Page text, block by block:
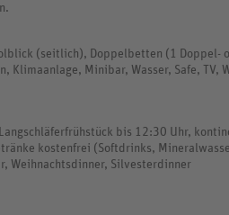
(seitlich), Doppelbetten (1 Doppel-
Klimaanlage, Minibar, Wasser, Safe, TV,
bis 12:30 Uhr,
kostenfrei (Softdrinks,
Weihnachtsdinner, Silvesterdinner